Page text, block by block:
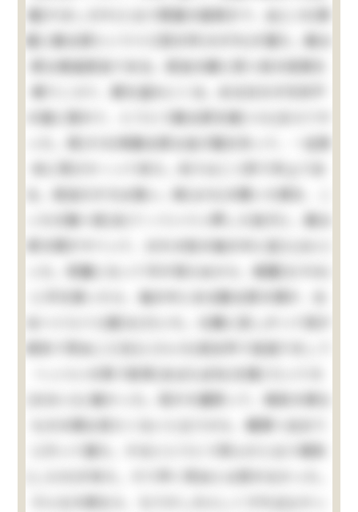
屋(やましろや)と云う質屋の庭続きで、此(この)質
屋に勘太郎という十三四の忰(せがれ)が居た。勘太
郎は無論弱虫である。弱虫の癖に四つ目の垣根を
乗りこえて、栗を盗みにくる。ある日の夕方折戸
の蔭に隠れて、とうとう勘太郎を捕(つら)まえてや
った。其(その)時勘太郎は逃げ路を失って、一生懸
る。弱虫だが力は強い。鉢(はち)の開いた頭を、こ
っちの胸へ宛(あ)てゝぐいぐい押した拍子に、勘太
郎の頭がすべって、おれの袷の袖の中に這入(はい)
った。邪魔になって手が使えぬから、無闇(むやみ)
に手を振ったら、袖の中にある勘太郎の頭が、左
右へぐらぐら靡(なび)いた。仕舞に苦しがって母が
病気で死ぬ二三日(にさんち)前台所で宙返りをして
へっついの角で肋骨(あばらぼね)を撲(う)って大
(おおい)に痛かった。母が大層怒って、御前の様な
ものの顔は見たくないと云うから、親類へ泊まり
に行って居た。するととうとう死んだと云う報知
そんな大病なら、もう少し大人しくすればよかっ